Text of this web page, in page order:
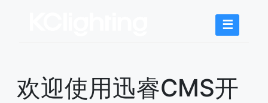
☰
欢迎使用迅睿CMS开